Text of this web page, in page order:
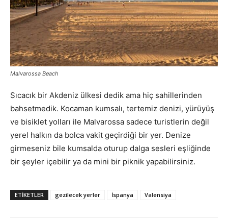
Malvarossa Beach
Sıcacık bir Akdeniz ülkesi dedik ama hiç sahillerinden
bahsetmedik. Kocaman kumsalı, tertemiz denizi, yürüyüş
ve bisiklet yolları ile Malvarossa sadece turistlerin değil
yerel halkın da bolca vakit geçirdiği bir yer. Denize
girmeseniz bile kumsalda oturup dalga sesleri eşliğinde
bir şeyler içebilir ya da mini bir piknik yapabilirsiniz.
ETIKETLER gezilecek yerler İspanya Valensiya